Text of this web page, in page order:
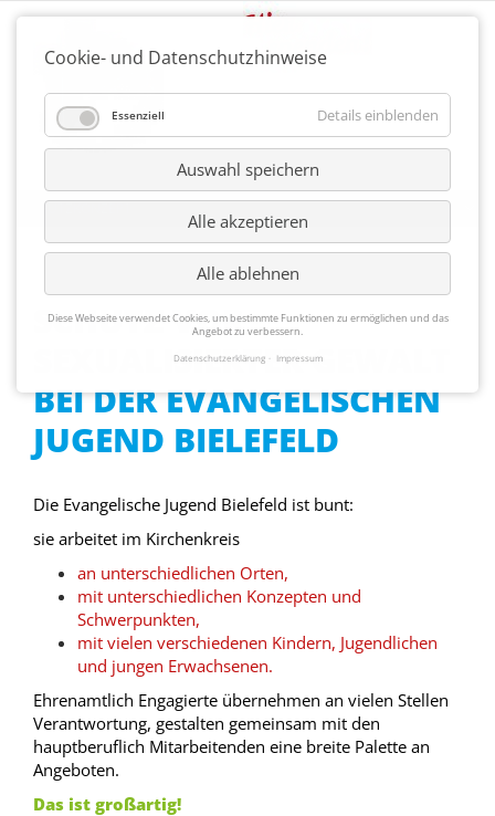
SCHUTZ VOR
SEXUALISIERTER GEWALT
BEI DER EVANGELISCHEN
JUGEND BIELEFELD
Die Evangelische Jugend Bielefeld ist bunt:
sie arbeitet im Kirchenkreis
an unterschiedlichen Orten,
mit unterschiedlichen Konzepten und
Schwerpunkten,
mit vielen verschiedenen Kindern, Jugendlichen
und jungen Erwachsenen.
Ehrenamtlich Engagierte übernehmen an vielen Stellen
Verantwortung, gestalten gemeinsam mit den
hauptberuflich Mitarbeitenden eine breite Palette an
Angeboten.
Das ist großartig!
Cookie- und Datenschutzhinweise
Essenziell Details einblenden
Auswahl speichern
Alle akzeptieren
Alle ablehnen
Diese Webseite verwendet Cookies, um bestimmte Funktionen zu ermöglichen und das
Angebot zu verbessern.
Datenschutzerklärung Impressum